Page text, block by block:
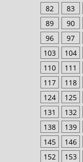
82
83
89
90
96
97
103
104
110
111
117
118
124
125
131
132
138
139
145
146
152
153